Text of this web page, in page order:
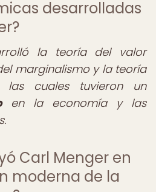
desarrolladas
la teoría del valor
marginalismo y la teoría
las cuales tuvieron un
en la economía y las
Carl Menger en
moderna de la